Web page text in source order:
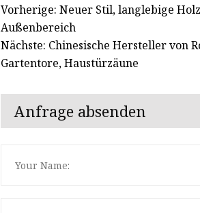
Vorherige: Neuer Stil, langlebige
Außenbereich
Nächste: Chinesische Hersteller von
Gartentore, Haustürzäune
Anfrage absenden